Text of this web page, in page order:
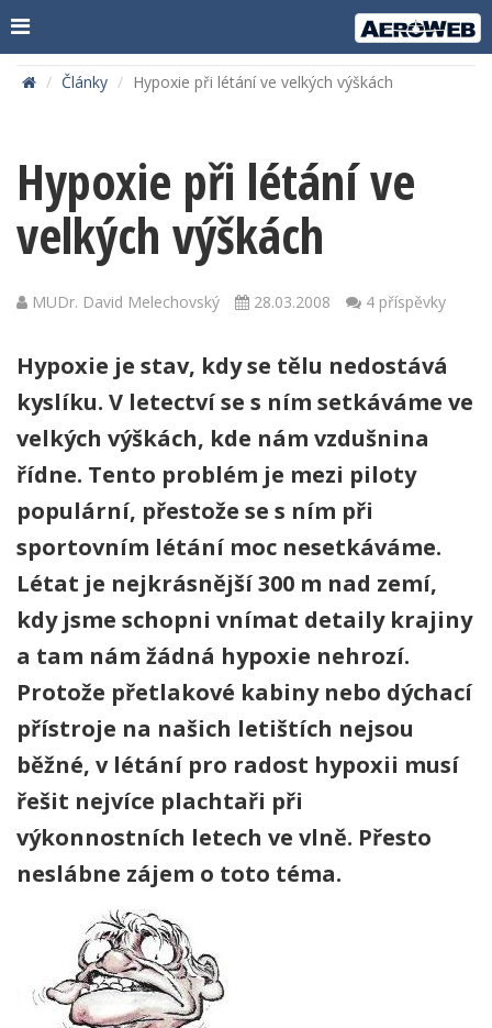
Články Hypoxie při létání ve velkých výškách
Hypoxie při létání ve
velkých výškách
MUDr. David Melechovský 28.03.2008 4 příspěvky
Hypoxie je stav, kdy se tělu nedostává
kyslíku. V letectví se s ním setkáváme ve
velkých výškách, kde nám vzdušnina
řídne. Tento problém je mezi piloty
populární, přestože se s ním při
sportovním létání moc nesetkáváme.
Létat je nejkrásnější 300 m nad zemí,
kdy jsme schopni vnímat detaily krajiny
a tam nám žádná hypoxie nehrozí.
Protože přetlakové kabiny nebo dýchací
přístroje na našich letištích nejsou
běžné, v létání pro radost hypoxii musí
řešit nejvíce plachtaři při
výkonnostních letech ve vlně. Přesto
neslábne zájem o toto téma.